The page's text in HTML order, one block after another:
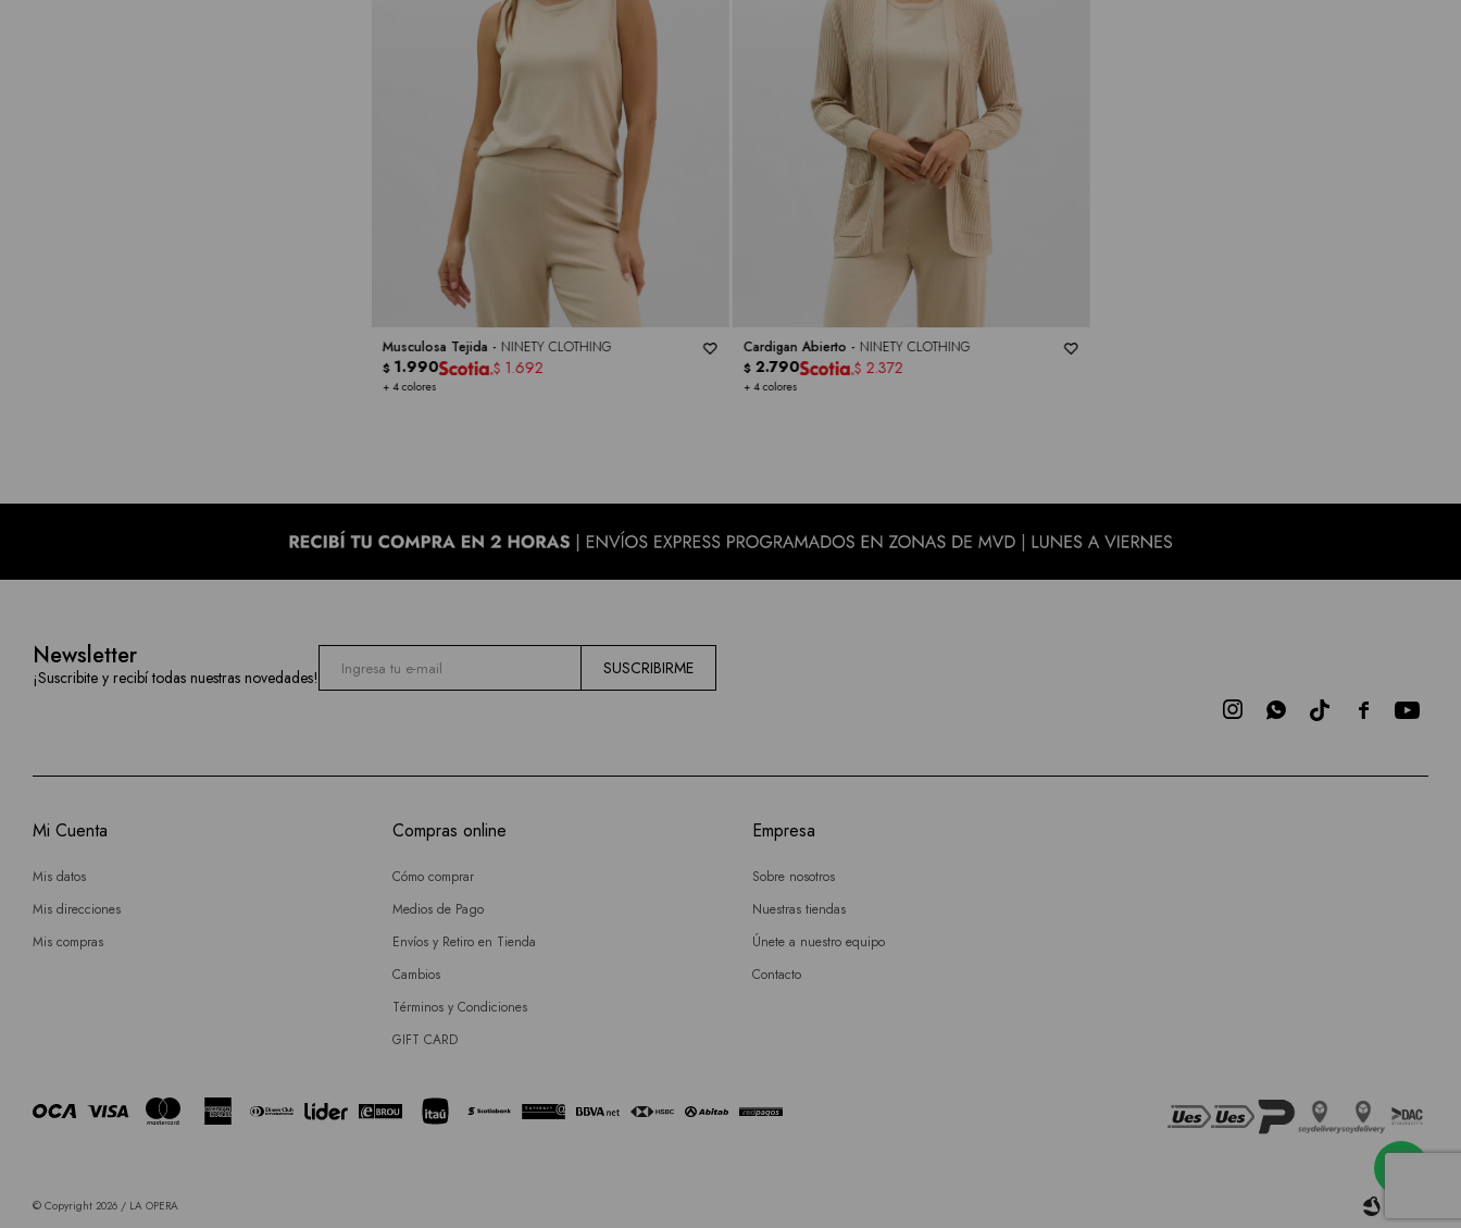
Musculosa Tejida - NINETY CLOTHING
+ 4 colores
$ 1.990 $ 1.692
Cardigan Abierto - NINETY CLOTHING
+ 4 colores
$ 2.790 $ 2.372
Newsletter
¡Suscribite y recibí todas nuestras novedades! SUSCRIBIRME

 
Mi Cuenta
Mis datos
Mis direcciones
Mis compras
Compras online
Cómo comprar
Medios de Pago
Envíos y Retiro en Tienda
Cambios
Términos y Condiciones
GIFT CARD
Empresa
Sobre nosotros
Nuestras tiendas
Únete a nuestro equipo
Contacto
© Copyright 2026 / LA OPERA